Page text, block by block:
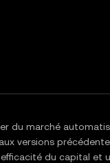
du marché
versions
du capital et